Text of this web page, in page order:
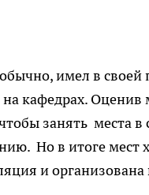
имел в
кафедрах.
занять места
Но в итоге мест
и